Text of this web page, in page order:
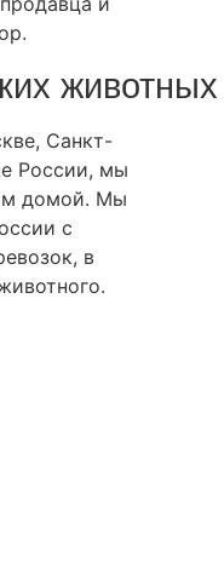
животных
Санкт-
России, мы
домой. Мы
с
в